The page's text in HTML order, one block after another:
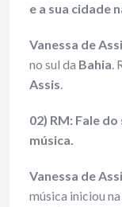
e a sua cidade
Vanessa de
no sul da Bahia.
Assis.
02) RM: Fale
música.
Vanessa de
música iniciou